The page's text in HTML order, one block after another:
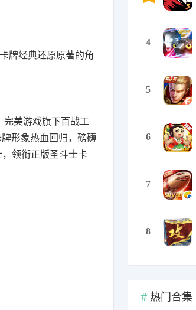
牌经典还原原著的角
完美游戏旗下百战工
形象热血回归，磅礴
领衔正版圣斗士卡
4
5
6
7
8
热门合集